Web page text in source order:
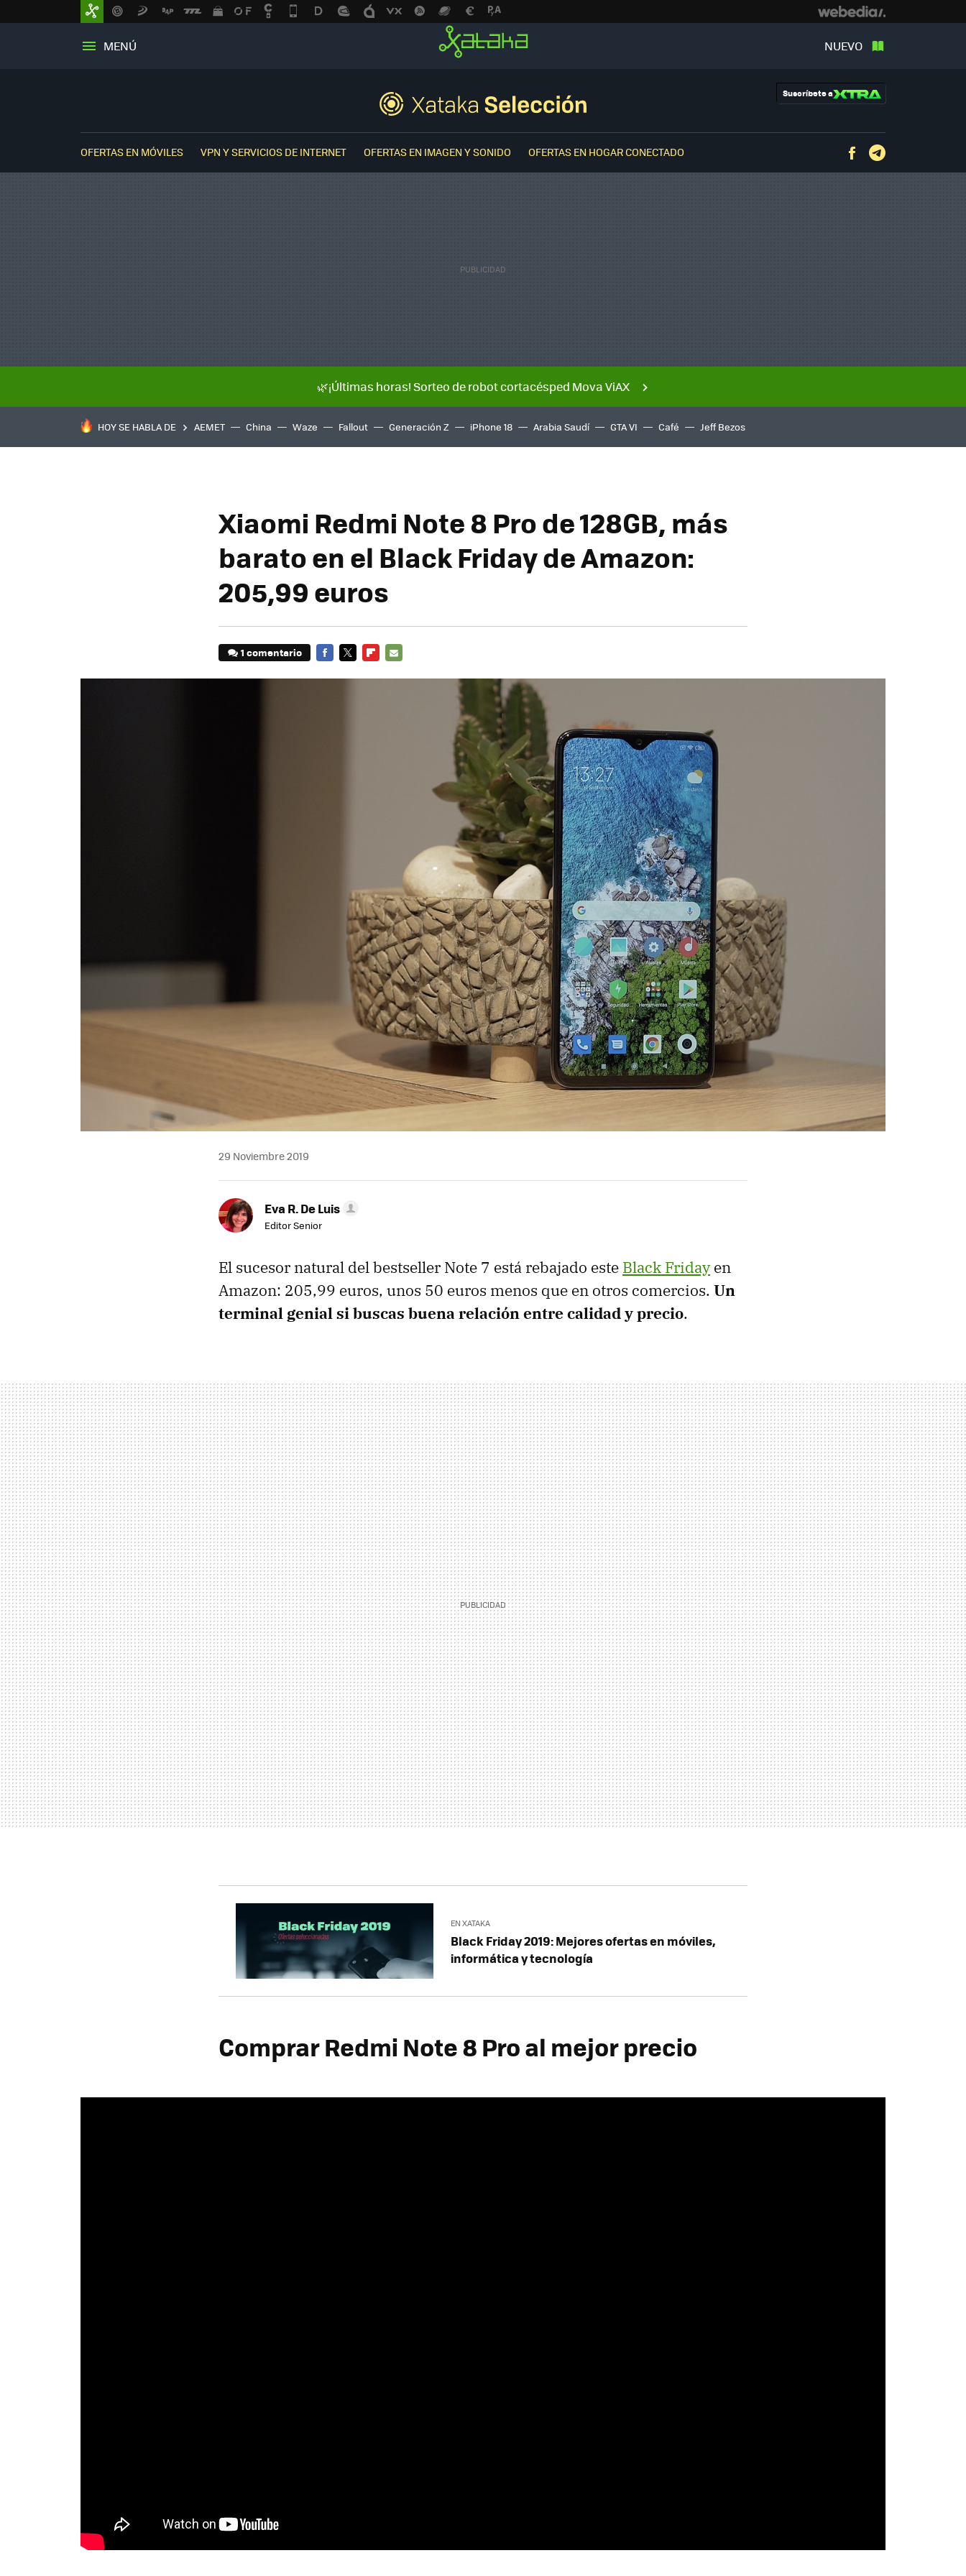
MENÚ NUEVO
Suscríbete a
OFERTAS EN MÓVILES VPN Y SERVICIOS DE INTERNET OFERTAS EN IMAGEN Y SONIDO OFERTAS EN HOGAR CONECTADO Facebook
🌿¡Últimas horas! Sorteo de robot cortacésped Mova ViAX
HOY SE HABLA DE AEMET China Waze Fallout Generación Z iPhone 18 Arabia Saudí GTA VI Café Jeff Bezos
Xiaomi Redmi Note 8 Pro de 128GB, más
barato en el Black Friday de Amazon:
205,99 euros
1 comentario
29 Noviembre 2019
Eva R. De Luis
Editor Senior
El sucesor natural del bestseller Note 7 está rebajado este Black Fridayen
Amazon: 205,99 euros, unos 50 euros menos que en otros comercios. Un
terminal genial si buscas buena relación entre calidad y precio.
EN XATAKA
Black Friday 2019: Mejores ofertas en móviles,
informática y tecnología
Comprar Redmi Note 8 Pro al mejor precio